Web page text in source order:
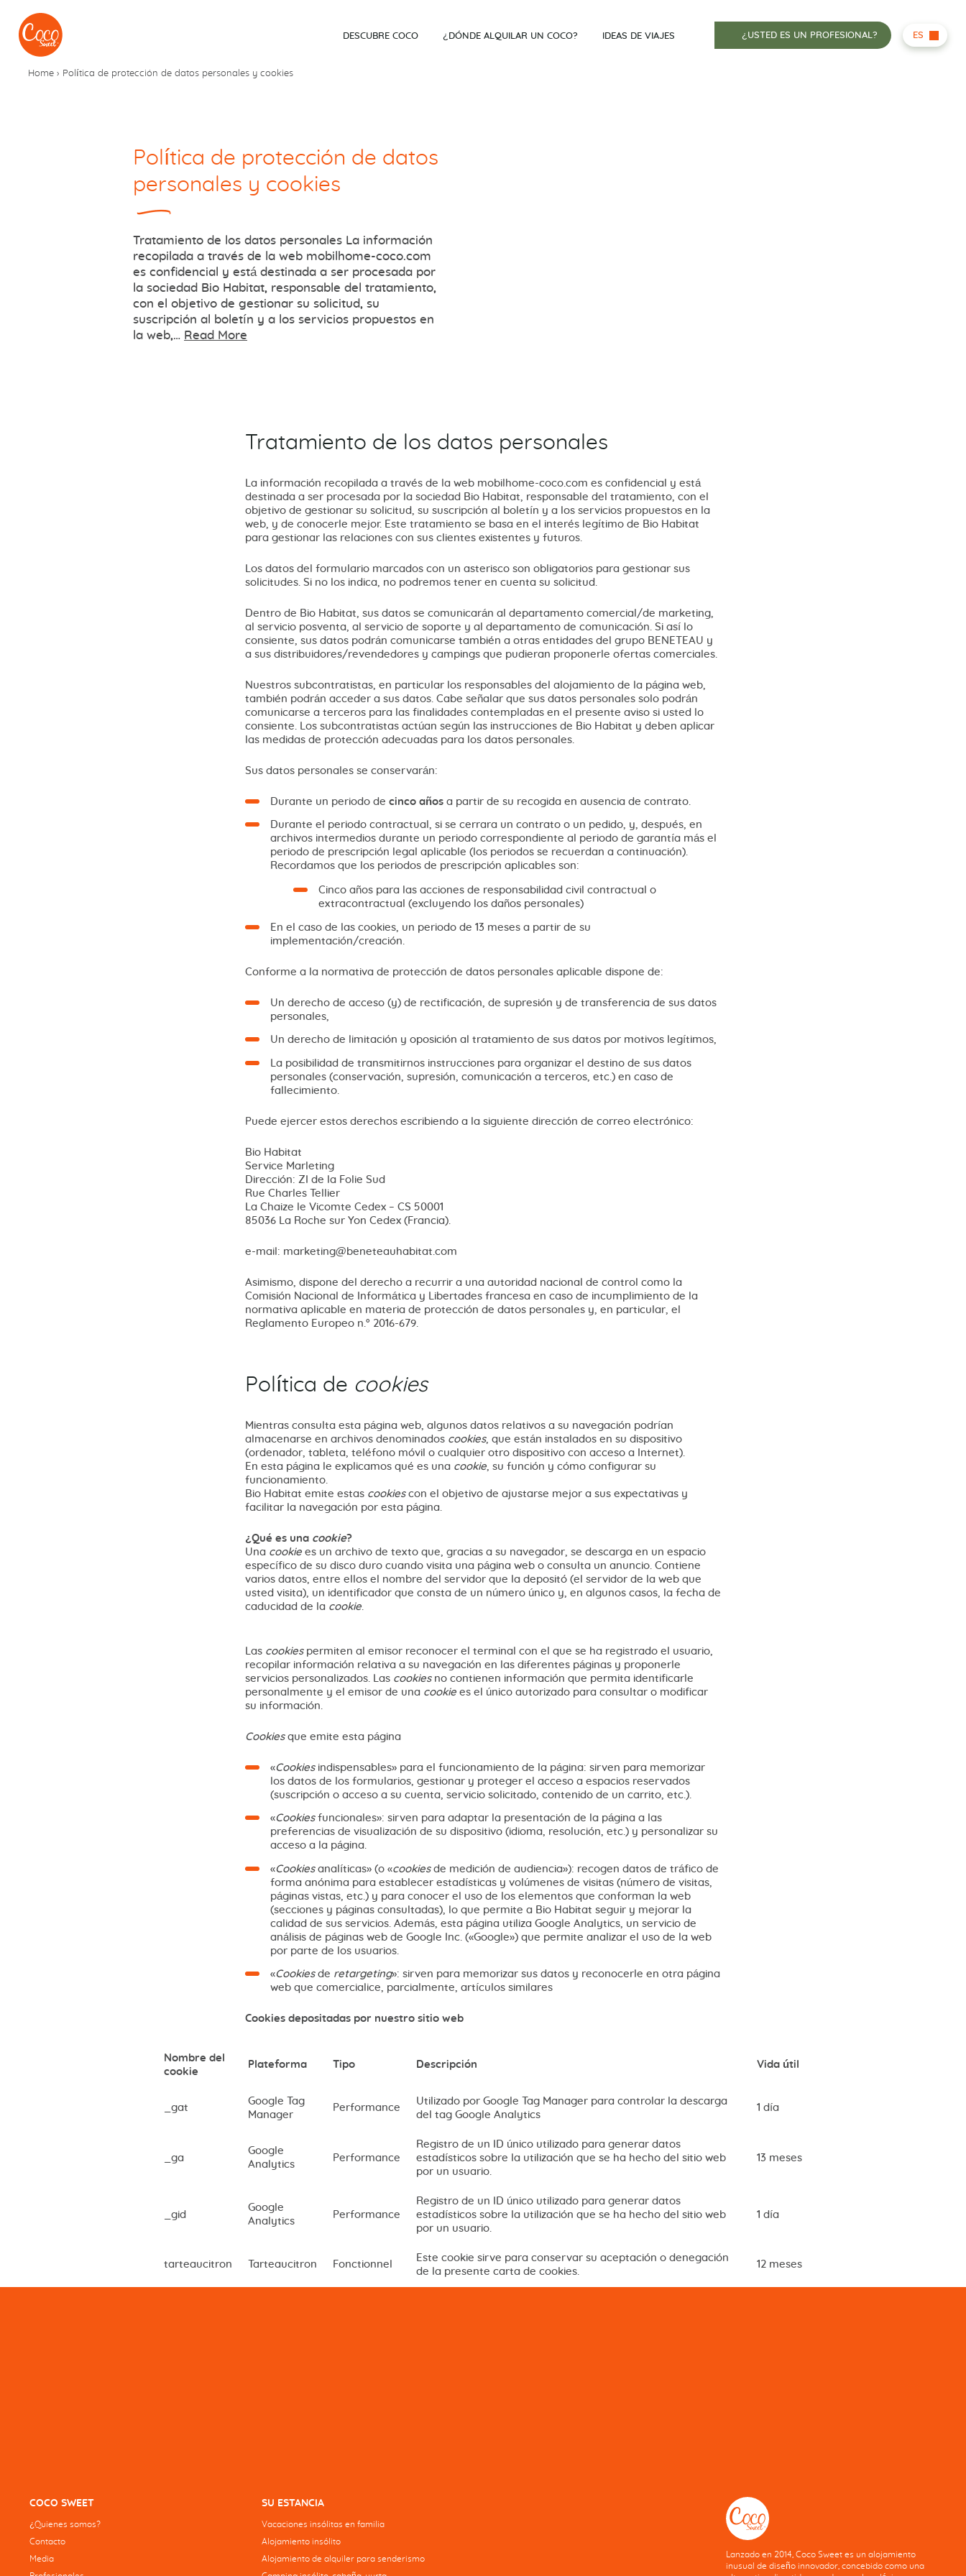
Ir al menú
Ir a los contenidos
DESCUBRE COCO ¿DÓNDE ALQUILAR UN COCO? IDEAS DE VIAJES ¿USTED ES UN PROFESIONAL? ES
Home › Política de protección de datos personales y cookies
Política de protección de datos
personales y cookies
Tratamiento de los datos personales La información
recopilada a través de la web mobilhome-coco.com
es confidencial y está destinada a ser procesada por
la sociedad Bio Habitat, responsable del tratamiento,
con el objetivo de gestionar su solicitud, su
suscripción al boletín y a los servicios propuestos en
la web,… Read More
Tratamiento de los datos personales
La información recopilada a través de la web mobilhome-coco.com es confidencial y está
destinada a ser procesada por la sociedad Bio Habitat, responsable del tratamiento, con el
objetivo de gestionar su solicitud, su suscripción al boletín y a los servicios propuestos en la
web, y de conocerle mejor. Este tratamiento se basa en el interés legítimo de Bio Habitat
para gestionar las relaciones con sus clientes existentes y futuros.
Los datos del formulario marcados con un asterisco son obligatorios para gestionar sus
solicitudes. Si no los indica, no podremos tener en cuenta su solicitud.
Dentro de Bio Habitat, sus datos se comunicarán al departamento comercial/de marketing,
al servicio posventa, al servicio de soporte y al departamento de comunicación. Si así lo
consiente, sus datos podrán comunicarse también a otras entidades del grupo BENETEAU y
a sus distribuidores/revendedores y campings que pudieran proponerle ofertas comerciales.
Nuestros subcontratistas, en particular los responsables del alojamiento de la página web,
también podrán acceder a sus datos. Cabe señalar que sus datos personales solo podrán
comunicarse a terceros para las finalidades contempladas en el presente aviso si usted lo
consiente. Los subcontratistas actúan según las instrucciones de Bio Habitat y deben aplicar
las medidas de protección adecuadas para los datos personales.
Sus datos personales se conservarán:
Durante un periodo de cinco añosa partir de su recogida en ausencia de contrato.
Durante el periodo contractual, si se cerrara un contrato o un pedido, y, después, en
archivos intermedios durante un periodo correspondiente al periodo de garantía más el
periodo de prescripción legal aplicable (los periodos se recuerdan a continuación).
Recordamos que los periodos de prescripción aplicables son:
Cinco años para las acciones de responsabilidad civil contractual o
extracontractual (excluyendo los daños personales)
En el caso de las cookies, un periodo de 13 meses a partir de su
implementación/creación.
Conforme a la normativa de protección de datos personales aplicable dispone de:
Un derecho de acceso (y) de rectificación, de supresión y de transferencia de sus datos
personales,
Un derecho de limitación y oposición al tratamiento de sus datos por motivos legítimos,
La posibilidad de transmitirnos instrucciones para organizar el destino de sus datos
personales (conservación, supresión, comunicación a terceros, etc.) en caso de
fallecimiento.
Puede ejercer estos derechos escribiendo a la siguiente dirección de correo electrónico:
Bio Habitat
Service Marleting
Dirección: ZI de la Folie Sud
Rue Charles Tellier
La Chaize le Vicomte Cedex – CS 50001
85036 La Roche sur Yon Cedex (Francia).
e-mail: marketing@beneteauhabitat.com
Asimismo, dispone del derecho a recurrir a una autoridad nacional de control como la
Comisión Nacional de Informática y Libertades francesa en caso de incumplimiento de la
normativa aplicable en materia de protección de datos personales y, en particular, el
Reglamento Europeo n.° 2016-679.
Política de cookies
Mientras consulta esta página web, algunos datos relativos a su navegación podrían
almacenarse en archivos denominados cookies, que están instalados en su dispositivo
(ordenador, tableta, teléfono móvil o cualquier otro dispositivo con acceso a Internet).
En esta página le explicamos qué es una cookie, su función y cómo configurar su
funcionamiento.
Bio Habitat emite estas cookiescon el objetivo de ajustarse mejor a sus expectativas y
facilitar la navegación por esta página.
¿Qué es una cookie?
Una cookiees un archivo de texto que, gracias a su navegador, se descarga en un espacio
específico de su disco duro cuando visita una página web o consulta un anuncio. Contiene
varios datos, entre ellos el nombre del servidor que la depositó (el servidor de la web que
usted visita), un identificador que consta de un número único y, en algunos casos, la fecha de
caducidad de la cookie.
Las cookiespermiten al emisor reconocer el terminal con el que se ha registrado el usuario,
recopilar información relativa a su navegación en las diferentes páginas y proponerle
servicios personalizados. Las cookiesno contienen información que permita identificarle
personalmente y el emisor de una cookiees el único autorizado para consultar o modificar
su información.
Cookiesque emite esta página
«Cookiesindispensables» para el funcionamiento de la página: sirven para memorizar
los datos de los formularios, gestionar y proteger el acceso a espacios reservados
(suscripción o acceso a su cuenta, servicio solicitado, contenido de un carrito, etc.).
«Cookiesfuncionales»: sirven para adaptar la presentación de la página a las
preferencias de visualización de su dispositivo (idioma, resolución, etc.) y personalizar su
acceso a la página.
«Cookiesanalíticas» (o «cookiesde medición de audiencia»): recogen datos de tráfico de
forma anónima para establecer estadísticas y volúmenes de visitas (número de visitas,
páginas vistas, etc.) y para conocer el uso de los elementos que conforman la web
(secciones y páginas consultadas), lo que permite a Bio Habitat seguir y mejorar la
calidad de sus servicios. Además, esta página utiliza Google Analytics, un servicio de
análisis de páginas web de Google Inc. («Google») que permite analizar el uso de la web
por parte de los usuarios.
«Cookiesde retargeting»: sirven para memorizar sus datos y reconocerle en otra página
web que comercialice, parcialmente, artículos similares
Cookies depositadas por nuestro sitio web
Nombre del
cookie
Plateforma Tipo Descripción Vida útil
_gat
Google Tag
Manager
Performance
Utilizado por Google Tag Manager para controlar la descarga
del tag Google Analytics
1 día
_ga
Google
Analytics
Performance
Registro de un ID único utilizado para generar datos
estadísticos sobre la utilización que se ha hecho del sitio web
por un usuario.
13 meses
_gid
Google
Analytics
Performance
Registro de un ID único utilizado para generar datos
estadísticos sobre la utilización que se ha hecho del sitio web
por un usuario.
1 día
tarteaucitron Tarteaucitron Fonctionnel
Este cookie sirve para conservar su aceptación o denegación
de la presente carta de cookies.
12 meses
COCO SWEET
¿Quienes somos?
Contacto
Media
SU ESTANCIA
Vacaciones insólitas en familia
Alojamiento insólito
Alojamiento de alquiler para senderismo
Lanzado en 2014, Coco Sweet es un alojamiento
inusual de diseño innovador, concebido como una